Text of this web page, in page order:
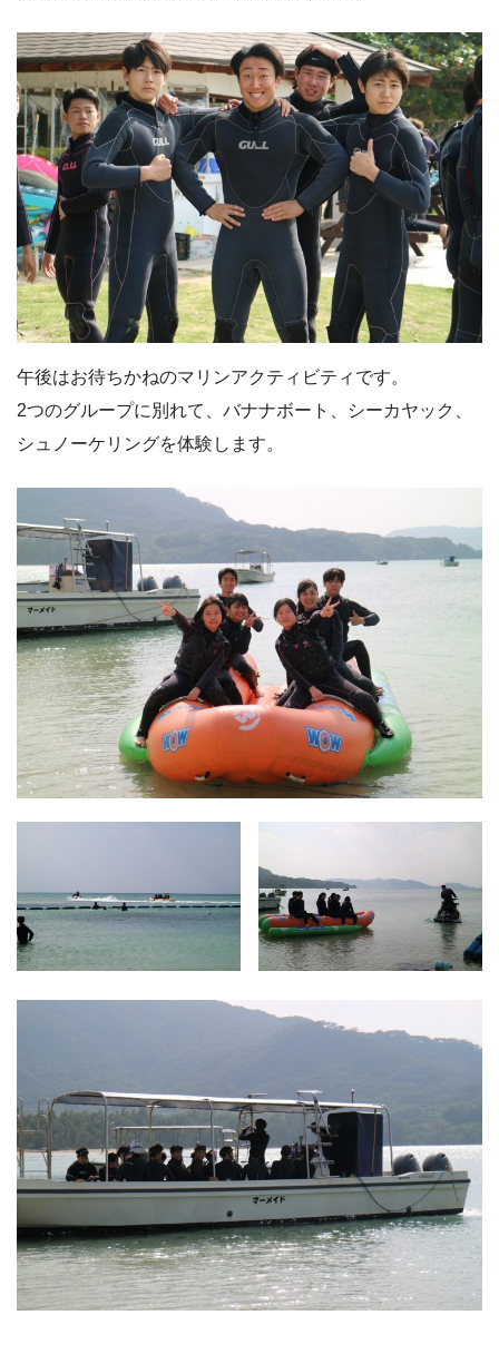
午後はお待ちかねのマリンアクティビティです。
2つのグループに別れて、バナナボート、シーカヤック、
シュノーケリングを体験します。